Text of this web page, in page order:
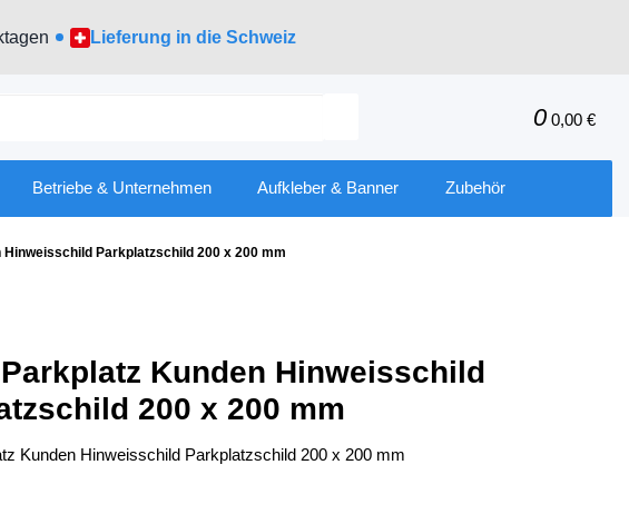
Lieferung in die Schweiz
0 0,00 €
Betriebe & Unternehmen Aufkleber & Banner Zubehör
Parkplatzschild 200 x 200 mm
Kunden Hinweisschild
200 x 200 mm
Kunden Hinweisschild Parkplatzschild 200 x 200 mm